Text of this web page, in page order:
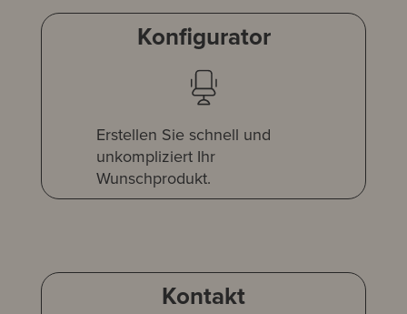
Konfigurator
Erstellen Sie schnell und
unkompliziert Ihr
Wunschprodukt.
Kontakt